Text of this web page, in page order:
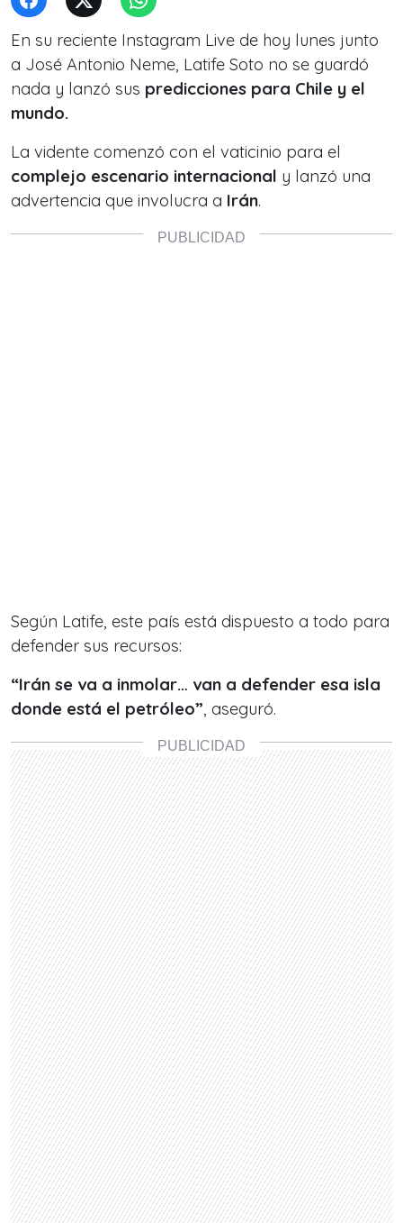
En su reciente Instagram Live de hoy lunes junto
a José Antonio Neme, Latife Soto no se guardó
nada y lanzó sus predicciones para Chile y el
mundo.
La vidente comenzó con el vaticinio para el
complejo escenario internacional y lanzó una
advertencia que involucra a Irán.
Según Latife, este país está dispuesto a todo para
defender sus recursos:
“Irán se va a inmolar… van a defender esa isla
donde está el petróleo”, aseguró.